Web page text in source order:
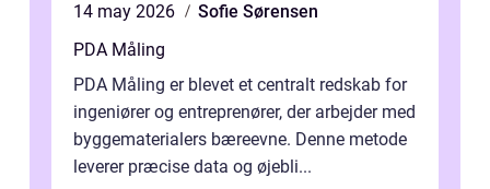
14 may 2026
Sofie Sørensen
PDA Måling
PDA Måling er blevet et centralt redskab for
ingeniører og entreprenører, der arbejder med
byggematerialers bæreevne. Denne metode
leverer præcise data og øjebli...